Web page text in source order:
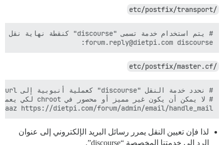
/etc/postfix/transport
forum.reply@dietpi.com discourse:
/etc/postfix/master.cf
https://dietpi.com/forum/admin/email/handle_mail
لذا فإن تعيين النقل يمرر رسائل البريد الإلكتروني إلى عنوان
الرد إلى خدمتنا المخصصة “discourse”.